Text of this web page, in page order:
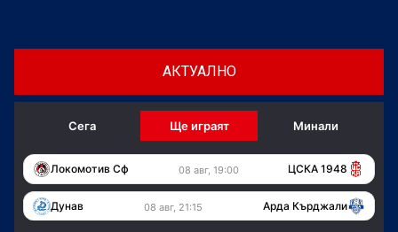
АКТУАЛНО
Сега Ще играят Минали
Локомотив Сф 08 авг, 19:00 ЦСКА 1948
Дунав 08 авг, 21:15 Арда Кърджали